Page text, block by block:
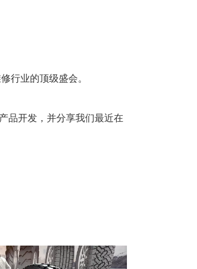
行业的顶级盛会。
品开发，并分享我们最近在